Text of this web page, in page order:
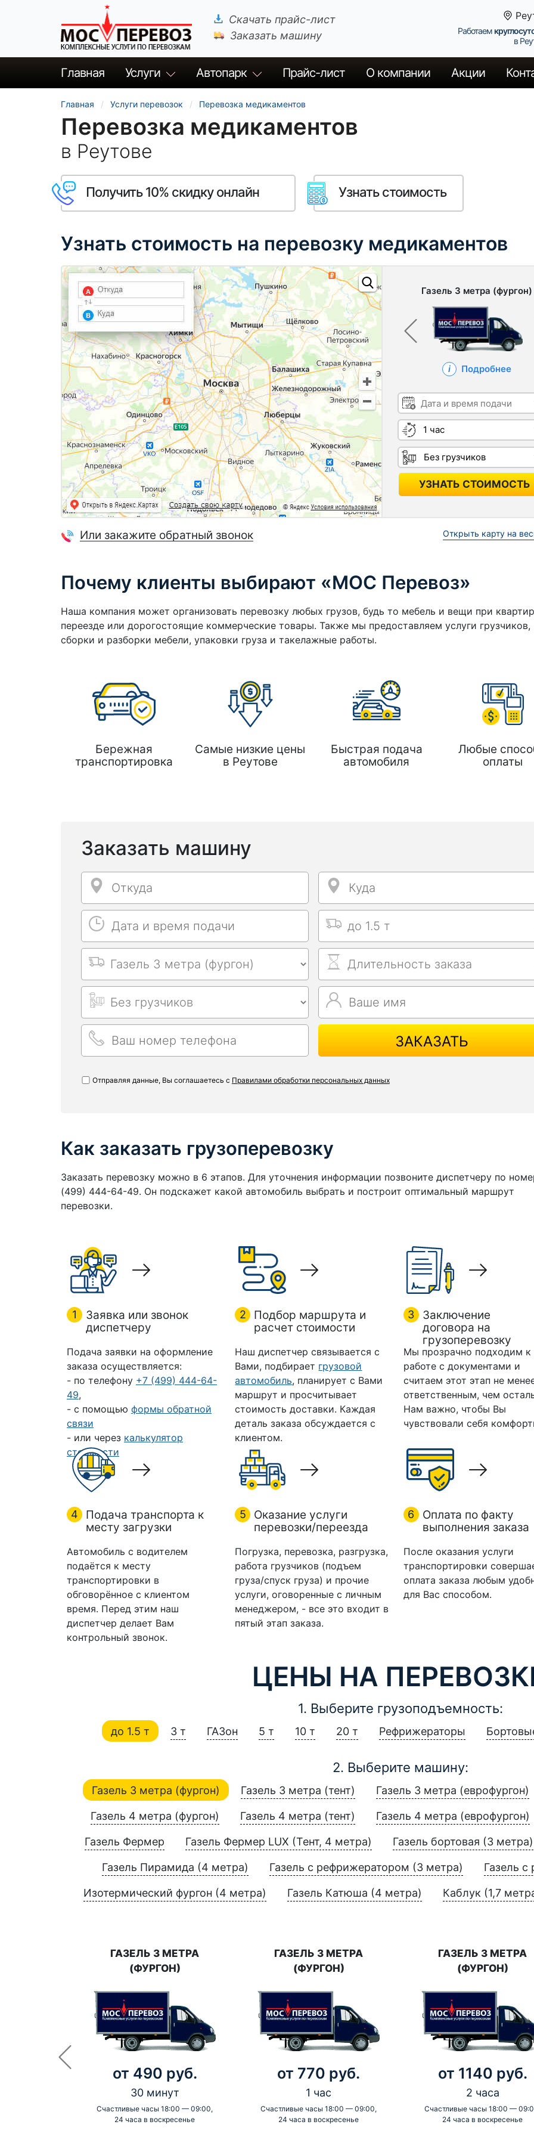
Скачать прайс-лист
Заказать машину
Работаем
в
Главная Услуги Автопарк Прайс-лист О компании Акции
Главная Услуги перевозок Перевозка медикаментов
Перевозка медикаментов
в Реутове
Получить 10% скидку онлайн Узнать стоимость
Узнать стоимость на перевозку медикаментов
Открыть карту на
Газель 3 метра (фургон)
Подробнее
Дата и время подачи
Длительность
Грузчики
УЗНАТЬ СТОИМОСТЬ
Или закажите обратный звонок
Почему клиенты выбирают «МОС Перевоз»
Наша компания может организовать перевозку любых грузов, будь то мебель и вещи при
переезде или дорогостоящие коммерческие товары. Также мы предоставляем услуги грузчиков,
сборки и разборки мебели, упаковки груза и такелажные работы.
Бережная
транспортировка
Самые низкие цены
в Реутове
Быстрая подача
автомобиля
Любые
оплаты
Заказать машину
Откуда Откуда Куда Куда
Дата и время подачи
Дата и время подачи Выбрать тип машины
Выбрать машину Длительность заказа
Длительность заказа Ваше имяВаше имя
Ваш номер телефона
Ваш номер ЗАКАЗАТЬ
Отправляя данные, Вы соглашаетесь с Правилами обработки персональных данных
Как заказать грузоперевозку
Заказать перевозку можно в 6 этапов. Для уточнения информации позвоните диспетчеру по
(499) 444-64-49. Он подскажет какой автомобиль выбрать и построит оптимальный маршрут
перевозки.
1
Заявка или звонок
диспетчеру
Подача заявки на оформление
заказа осуществляется:
- по телефону +7 (499) 444-64-
49,
- с помощью формы обратной
связи
- или через калькулятор
стоимости
2
Подбор маршрута и
расчет стоимости
Наш диспетчер связывается с
Вами, подбирает грузовой
автомобиль, планирует с Вами
маршрут и просчитывает
стоимость доставки. Каждая
деталь заказа обсуждается с
клиентом.
3
Заключение
договора на
грузоперевозку
Мы прозрачно подходим к
работе с документами и
считаем этот этап не
ответственным, чем
Нам важно, чтобы Вы
чувствовали себя
4
Подача транспорта к
месту загрузки
Автомобиль с водителем
подаётся к месту
транспортировки в
обговорённое с клиентом
время. Перед этим наш
диспетчер делает Вам
контрольный звонок.
5
Оказание услуги
перевозки/переезда
Погрузка, перевозка, разгрузка,
работа грузчиков (подъем
груза/спуск груза) и прочие
услуги, оговоренные с личным
менеджером, - все это входит в
пятый этап заказа.
6
Оплата по факту
выполнения заказа
После оказания услуги
транспортировки
оплата заказа любым
для Вас способом.
ЦЕНЫ НА
1. Выберите грузоподъемность:
до 1.5 т 3 т ГАЗон 5 т 10 т 20 т Рефрижераторы
2. Выберите машину:
Газель 3 метра (фургон) Газель 3 метра (тент) Газель 3 метра (еврофургон)
Газель 4 метра (фургон) Газель 4 метра (тент) Газель 4 метра (еврофургон)
Газель Фермер Газель Фермер LUX (Тент, 4 метра) Газель бортовая (3 метра)
Газель Пирамида (4 метра) Газель с рефрижератором (3 метра) Газель
Изотермический фургон (4 метра) Газель Катюша (4 метра) Каблук (1,7
ГАЗЕЛЬ 3 МЕТРА
(ФУРГОН)
от 490 руб.
30 минут
Счастливые часы 18:00 — 09:00,
24 часа в воскресенье
-
ГАЗЕЛЬ 3 МЕТРА
(ФУРГОН)
от 770 руб.
1 час
Счастливые часы 18:00 — 09:00,
24 часа в воскресенье
-
ГАЗЕЛЬ 3 МЕТРА
(ФУРГОН)
от 1140 руб.
2 часа
Счастливые часы 18:00 —
24 часа в воскресенье
-